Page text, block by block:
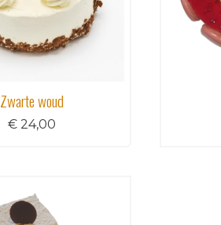
Zwarte woud
€ 24,00